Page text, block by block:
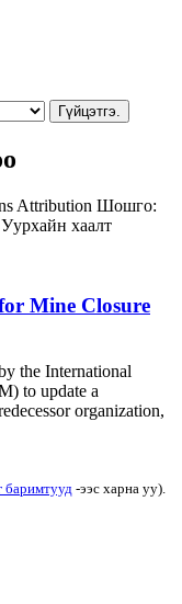
Гүйцэтгэ.
Attribution Шошго:
Уурхайн хаалт
Mine Closure
the International
to update a
organization,
баримтууд-ээс харна уу).